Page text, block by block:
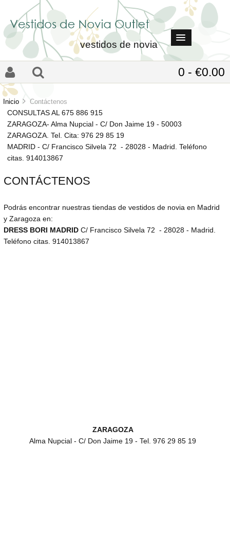
vestidos de novia
0 - €0.00
Inicio
Contáctenos
CONSULTAS AL 675 886 915
ZARAGOZA- Alma Nupcial - C/ Don Jaime 19 - 50003
ZARAGOZA. Tel. Cita: 976 29 85 19
MADRID - C/ Francisco Silvela 72 - 28028 - Madrid. Teléfono
citas. 914013867
CONTÁCTENOS
Podrás encontrar nuestras tiendas de vestidos de novia en Madrid
y Zaragoza en:
DRESS BORI MADRID C/ Francisco Silvela 72 - 28028 - Madrid.
Teléfono citas. 914013867
ZARAGOZA
Alma Nupcial - C/ Don Jaime 19 - Tel. 976 29 85 19